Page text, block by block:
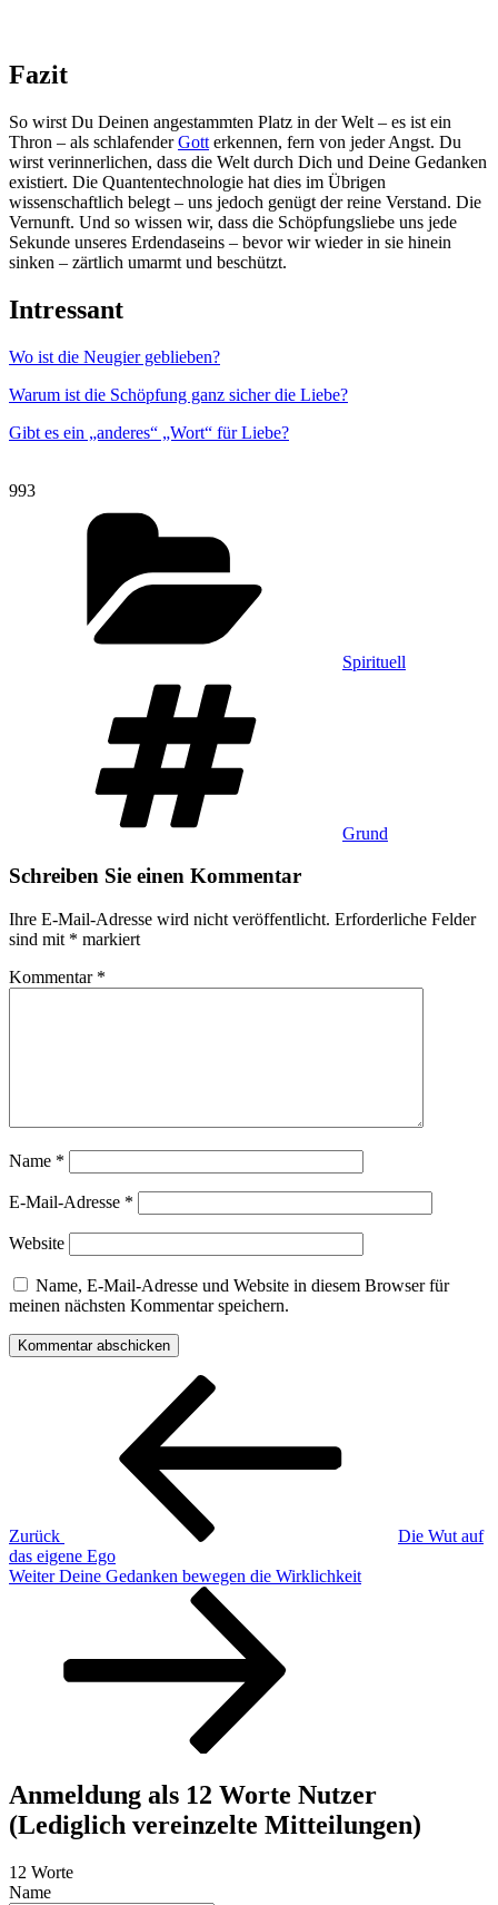
Fazit
So wirst Du Deinen angestammten Platz in der Welt – es ist ein
Thron – als schlafenderGott erkennen, fern von jeder Angst. Du
wirst verinnerlichen, dass die Welt durch Dich und Deine Gedanken
existiert. Die Quantentechnologie hat dies im Übrigen
wissenschaftlich belegt – uns jedoch genügt der reine Verstand. Die
Vernunft. Und so wissen wir, dass die Schöpfungsliebe uns jede
Sekunde unseres Erdendaseins – bevor wir wieder in sie hinein
sinken – zärtlich umarmt und beschützt.
Intressant
Wo ist die Neugier geblieben?
Warum ist die Schöpfung ganz sicher die Liebe?
Gibt es ein „anderes“ „Wort“ für Liebe?
993
Spirituell
Grund
Schreiben Sie einen Kommentar
Ihre E-Mail-Adresse wird nicht veröffentlicht. Erforderliche Felder
sind mit * markiert
Kommentar *
Name *
E-Mail-Adresse *
Website
Name, E-Mail-Adresse und Website in diesem Browser für
meinen nächsten Kommentar speichern.
Beitragsnavigation
Zurück
Die Wut auf
das eigene Ego
Nächster
Weiter Deine Gedanken bewegen die Wirklichkeit
Anmeldung als 12 Worte Nutzer
(Lediglich vereinzelte Mitteilungen)
12 Worte
Name